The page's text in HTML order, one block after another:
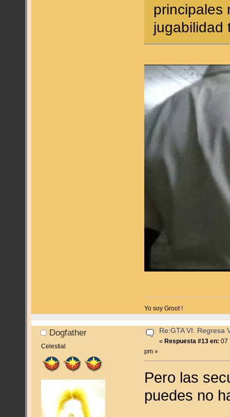
principales
jugabilidad
Yo soy Groot !
Dogfather
Celestial
Re:GTA VI. Regresa
«Respuesta #13 en: 07
pm »
Pero las
puedes no